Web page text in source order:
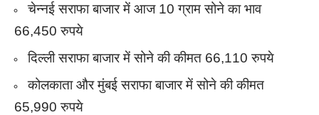
चेन्नई सराफा बाजार में आज 10 ग्राम सोने का भाव
66,450 रुपये
दिल्ली सराफा बाजार में सोने की कीमत 66,110 रुपये
कोलकाता और मुंबई सराफा बाजार में सोने की कीमत
65,990 रुपये